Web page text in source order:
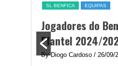
SL BENFICA EQUIPAS
Jogadores do
Plantel 2024/
By Diogo Cardoso / 26/09/